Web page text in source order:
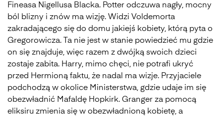
Fineasa Nigellusa Blacka. Potter odczuwa nagły, mocny
ból blizny i znów ma wizję. Widzi Voldemorta
zakradającego się do domu jakiejś kobiety, którą pyta o
Gregorowicza. Ta nie jest w stanie powiedzieć mu gdzie
on się znajduje, więc razem z dwójką swoich dzieci
zostaje zabita. Harry, mimo chęci, nie potrafi ukryć
przed Hermioną faktu, że nadal ma wizje. Przyjaciele
podchodzą w okolice Ministerstwa, gdzie udaje im się
obezwładnić Mafaldę Hopkirk. Granger za pomocą
eliksiru zmienia się w obezwładnioną kobietę, a